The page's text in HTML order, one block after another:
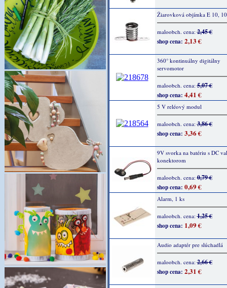
Žiarovková objímka E 10,
maloobch. cena:2,45 €
shop cena: 2,13 €
360° kontinuálny digitálny
servomotor
maloobch. cena:5,07 €
shop cena: 4,41 €
5 V reléový modul
maloobch. cena:3,86 €
shop cena: 3,36 €
9V svorka na batériu s DC
konektorom
maloobch. cena:0,79 €
shop cena: 0,69 €
Alarm, 1 ks
maloobch. cena:1,25 €
shop cena: 1,09 €
Audio adaptér pre slúchadlá
maloobch. cena:2,66 €
shop cena: 2,31 €